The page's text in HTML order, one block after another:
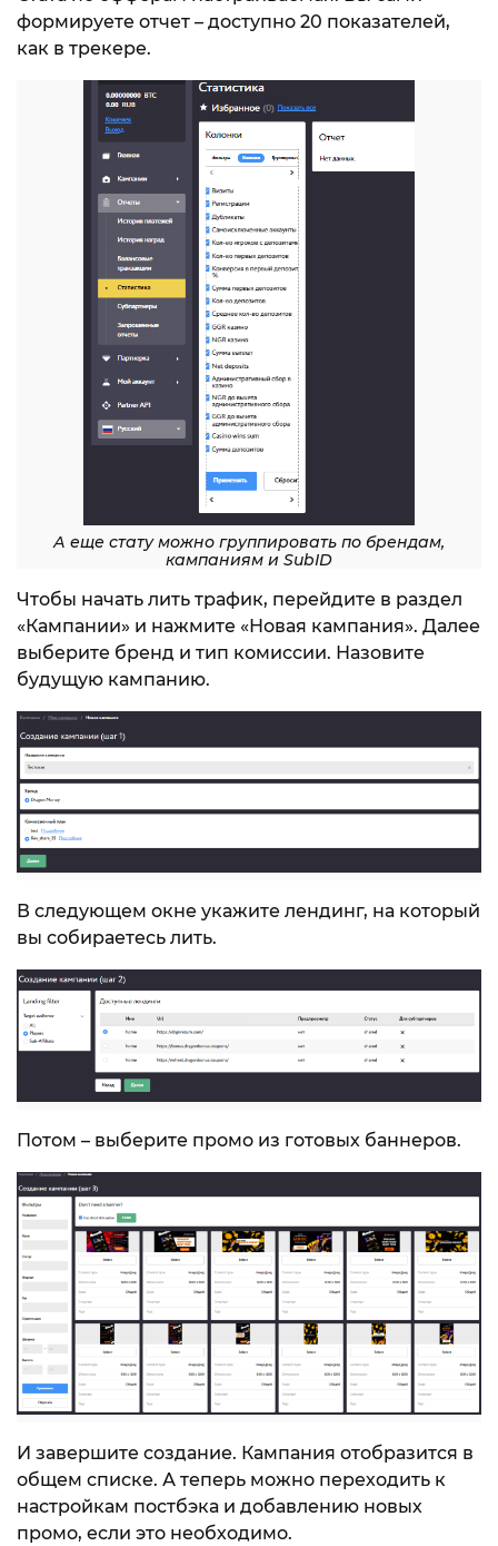
формируете отчет – доступно 20 показателей,
как в трекере.
А еще стату можно группировать по брендам,
кампаниям и SubID
Чтобы начать лить трафик, перейдите в раздел
«Кампании» и нажмите «Новая кампания». Далее
выберите бренд и тип комиссии. Назовите
будущую кампанию.
В следующем окне укажите лендинг, на который
вы собираетесь лить.
Потом – выберите промо из готовых баннеров.
И завершите создание. Кампания отобразится в
общем списке. А теперь можно переходить к
настройкам постбэка и добавлению новых
промо, если это необходимо.